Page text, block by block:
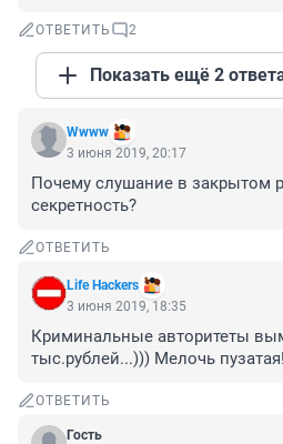
ОТВЕТИТЬ 2
Показать ещё 2
Wwww
3 июня 2019, 20:17
Почему слушание в закрытом
секретность?
ОТВЕТИТЬ
Life Hackers
3 июня 2019, 18:35
Криминальные авторитеты
тыс.рублей...))) Мелочь
ОТВЕТИТЬ
Гость